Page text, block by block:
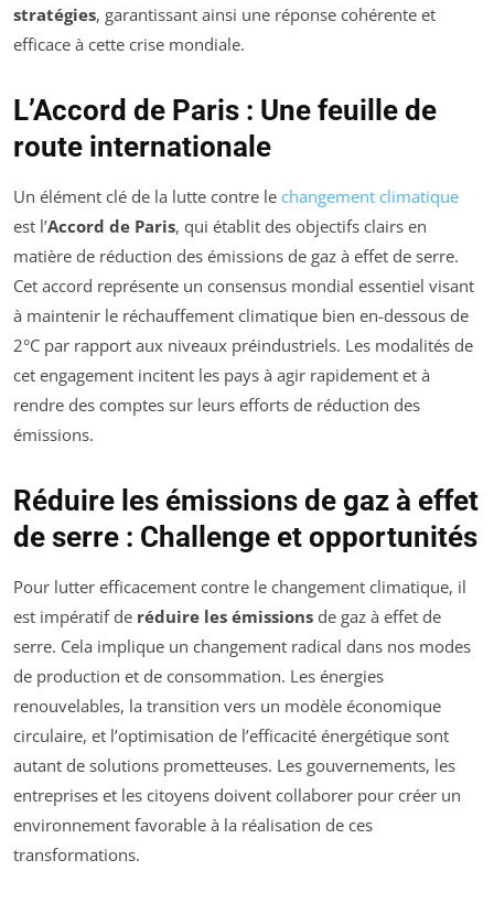
stratégies, garantissant ainsi une réponse cohérente et
efficace à cette crise mondiale.
L’Accord de Paris : Une feuille de
route internationale
Un élément clé de la lutte contre le changement climatique
est l’Accord de Paris, qui établit des objectifs clairs en
matière de réduction des émissions de gaz à effet de serre.
Cet accord représente un consensus mondial essentiel visant
à maintenir le réchauffement climatique bien en-dessous de
2°C par rapport aux niveaux préindustriels. Les modalités de
cet engagement incitent les pays à agir rapidement et à
rendre des comptes sur leurs efforts de réduction des
émissions.
Réduire les émissions de gaz à effet
de serre : Challenge et opportunités
Pour lutter efficacement contre le changement climatique, il
est impératif de réduire les émissions de gaz à effet de
serre. Cela implique un changement radical dans nos modes
de production et de consommation. Les énergies
renouvelables, la transition vers un modèle économique
circulaire, et l’optimisation de l’efficacité énergétique sont
autant de solutions prometteuses. Les gouvernements, les
entreprises et les citoyens doivent collaborer pour créer un
environnement favorable à la réalisation de ces
transformations.